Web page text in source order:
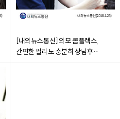
[내외뉴스통신] 외모 콤플렉스,
간편한 필러도 충분히 상담후